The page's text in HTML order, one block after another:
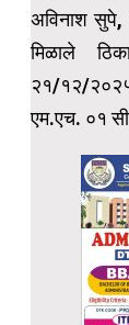
अविनाश सुपे,
मिळाले
२१/१२/२०२५
एम.एच. ०१